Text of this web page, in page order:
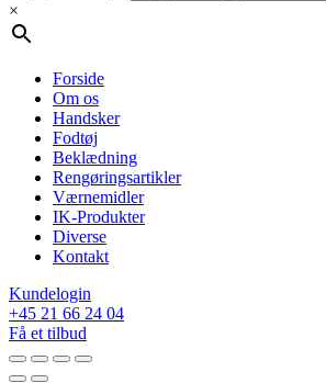
×
Forside
Om os
Handsker
Fodtøj
Beklædning
Rengøringsartikler
Værnemidler
IK-Produkter
Diverse
Kontakt
Kundelogin
+45 21 66 24 04
Få et tilbud